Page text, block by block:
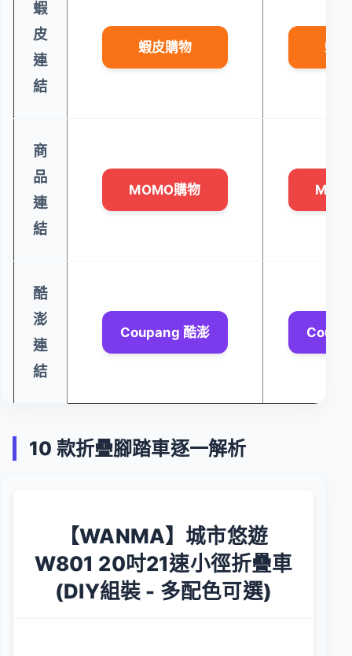
蝦
皮
連
結
蝦皮購物 蝦
商
品
連
結
MOMO購物
酷
澎
連
結
Coupang 酷澎
10 款折疊腳踏車逐一解析
【WANMA】城市悠遊
W801 20吋21速小徑折疊車
(DIY組裝 - 多配色可選)